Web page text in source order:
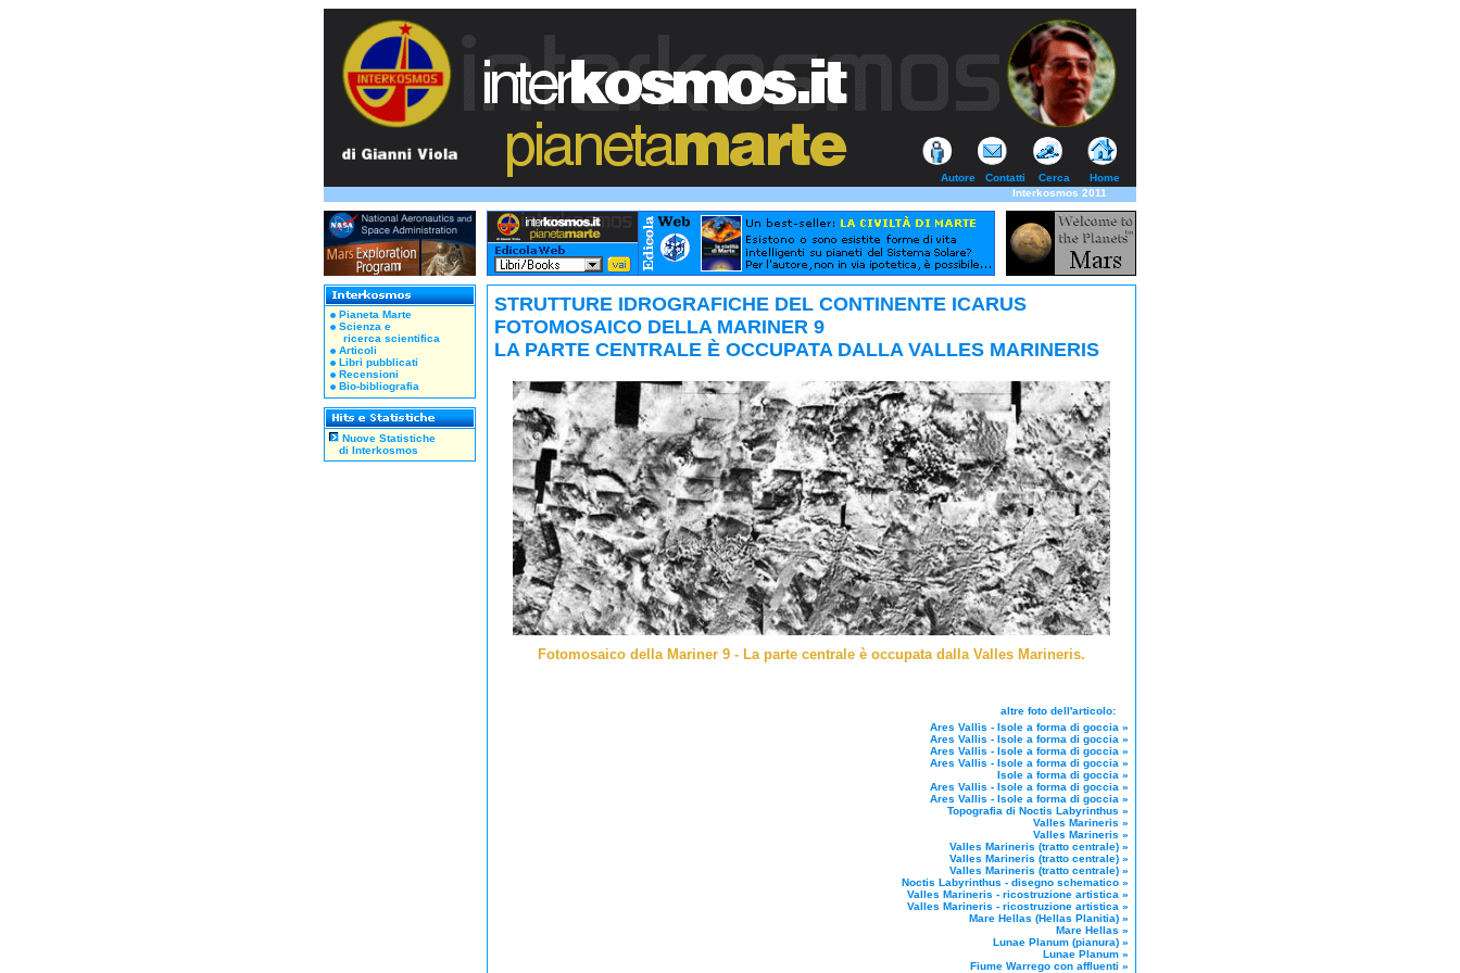
Autore Contatti Cerca
Home
Interkosmos 2011
Pianeta Marte
Scienza e
ricerca scientifica
Articoli
Libri pubblicati
Recensioni
Bio-bibliografia
Nuove Statistiche
di Interkosmos
STRUTTURE IDROGRAFICHE DEL CONTINENTE ICARUS
FOTOMOSAICO DELLA MARINER 9
LA PARTE CENTRALE È OCCUPATA DALLA VALLES MARINERIS
Fotomosaico della Mariner 9 - La parte centrale è occupata dalla Valles Marineris.
altre foto dell'articolo:
Ares Vallis - Isole a forma di goccia »
Ares Vallis - Isole a forma di goccia »
Ares Vallis - Isole a forma di goccia »
Ares Vallis - Isole a forma di goccia »
Isole a forma di goccia »
Ares Vallis - Isole a forma di goccia »
Ares Vallis - Isole a forma di goccia »
Topografia di Noctis Labyrinthus »
Valles Marineris »
Valles Marineris »
Valles Marineris (tratto centrale) »
Valles Marineris (tratto centrale) »
Valles Marineris (tratto centrale) »
Noctis Labyrinthus - disegno schematico »
Valles Marineris - ricostruzione artistica »
Valles Marineris - ricostruzione artistica »
Mare Hellas (Hellas Planitia) »
Mare Hellas »
Lunae Planum (pianura) »
Lunae Planum »
Fiume Warrego con affluenti »